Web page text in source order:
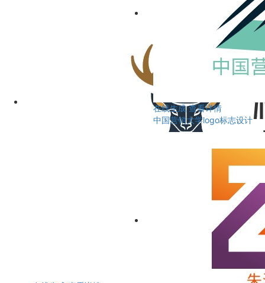
在线生成 查看详情
中国营销大学logo标志设计